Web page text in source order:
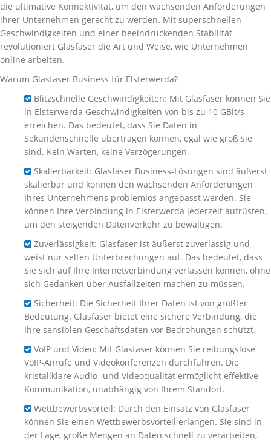
die ultimative Konnektivität, um den wachsenden Anforderungen
ihrer Unternehmen gerecht zu werden. Mit superschnellen
Geschwindigkeiten und einer beeindruckenden Stabilität
revolutioniert Glasfaser die Art und Weise, wie Unternehmen
online arbeiten.
Warum Glasfaser Business für Elsterwerda?
Blitzschnelle Geschwindigkeiten: Mit Glasfaser können Sie
in Elsterwerda Geschwindigkeiten von bis zu 10 GBit/s
erreichen. Das bedeutet, dass Sie Daten in
Sekundenschnelle übertragen können, egal wie groß sie
sind. Kein Warten, keine Verzögerungen.
Skalierbarkeit: Glasfaser Business-Lösungen sind äußerst
skalierbar und können den wachsenden Anforderungen
Ihres Unternehmens problemlos angepasst werden. Sie
können Ihre Verbindung in Elsterwerda jederzeit aufrüsten,
um den steigenden Datenverkehr zu bewältigen.
Zuverlässigkeit: Glasfaser ist äußerst zuverlässig und
weist nur selten Unterbrechungen auf. Das bedeutet, dass
Sie sich auf Ihre Internetverbindung verlassen können, ohne
sich Gedanken über Ausfallzeiten machen zu müssen.
Sicherheit: Die Sicherheit Ihrer Daten ist von größter
Bedeutung. Glasfaser bietet eine sichere Verbindung, die
Ihre sensiblen Geschäftsdaten vor Bedrohungen schützt.
VoIP und Video: Mit Glasfaser können Sie reibungslose
VoIP-Anrufe und Videokonferenzen durchführen. Die
kristallklare Audio- und Videoqualität ermöglicht effektive
Kommunikation, unabhängig von Ihrem Standort.
Wettbewerbsvorteil: Durch den Einsatz von Glasfaser
können Sie einen Wettbewerbsvorteil erlangen. Sie sind in
der Lage, große Mengen an Daten schnell zu verarbeiten,